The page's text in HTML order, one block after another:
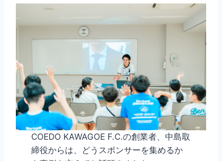
COEDO KAWAGOE F.C.の創業者、中島取
締役からは、どうスポンサーを集めるか